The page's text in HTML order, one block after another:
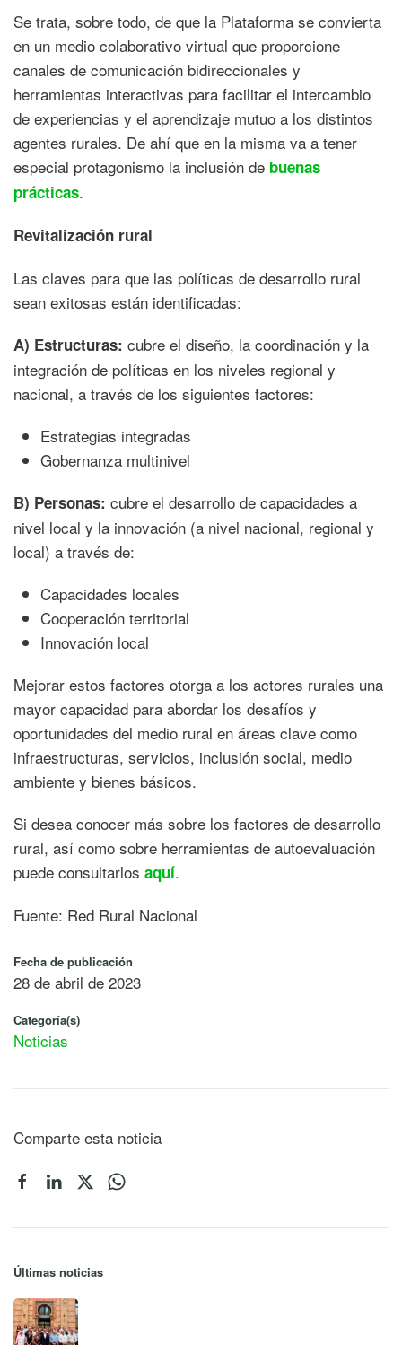
Se trata, sobre todo, de que la Plataforma se convierta
en un medio colaborativo virtual que proporcione
canales de comunicación bidireccionales y
herramientas interactivas para facilitar el intercambio
de experiencias y el aprendizaje mutuo a los distintos
agentes rurales. De ahí que en la misma va a tener
especial protagonismo la inclusión de buenas
prácticas.
Revitalización rural
Las claves para que las políticas de desarrollo rural
sean exitosas están identificadas:
A) Estructuras: cubre el diseño, la coordinación y la
integración de políticas en los niveles regional y
nacional, a través de los siguientes factores:
Estrategias integradas
Gobernanza multinivel
B) Personas: cubre el desarrollo de capacidades a
nivel local y la innovación (a nivel nacional, regional y
local) a través de:
Capacidades locales
Cooperación territorial
Innovación local
Mejorar estos factores otorga a los actores rurales una
mayor capacidad para abordar los desafíos y
oportunidades del medio rural en áreas clave como
infraestructuras, servicios, inclusión social, medio
ambiente y bienes básicos.
Si desea conocer más sobre los factores de desarrollo
rural, así como sobre herramientas de autoevaluación
puede consultarlos aquí.
Fuente: Red Rural Nacional
Fecha de publicación
28 de abril de 2023
Categoría(s)
Noticias
Comparte esta noticia
Últimas noticias